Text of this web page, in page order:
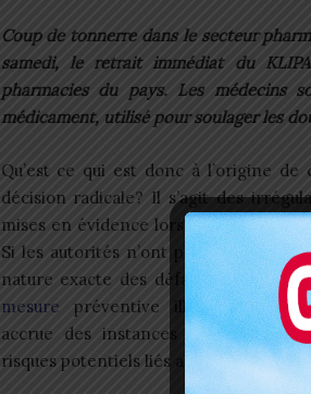
Coup de tonnerre dans le secteur
samedi, le retrait immédiat du
pharmacies du pays. Les médecins
médicament, utilisé pour soulager les
Qu’est ce qui est donc à l’origine de
décision radicale? Il s’agit des
mises en évidence lors d’un contrôle
Si les autorités n’ont pas encore
nature exacte des défauts constatés,
mesure préventive illustre la
accrue des instances sanitaires
risques potentiels liés aux